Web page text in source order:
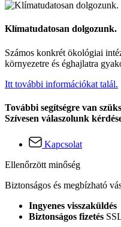
Klímatudatosan dolgozunk.
Számos konkrét ökológiai
környezetre és éghajlatra
Itt további információkat talál.
További segítségre van
Szívesen válaszolunk
Kapcsolat
Ellenőrzött minőség
Biztonságos és megbízható
Ingyenes visszaküldés
Biztonságos fizetés